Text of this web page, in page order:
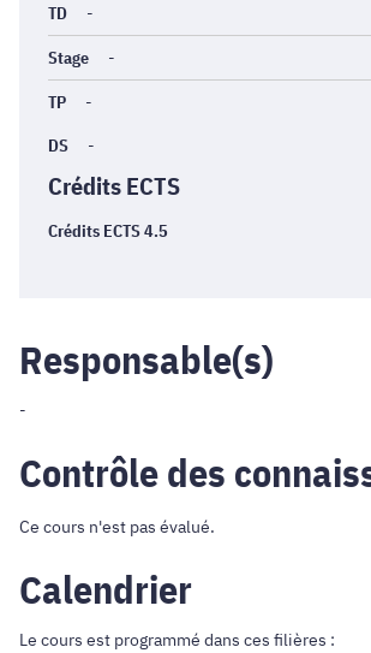
TD -
Stage -
TP -
DS -
Crédits ECTS
Crédits ECTS 4.5
Responsable(s)
-
Contrôle des
Ce cours n'est pas évalué.
Calendrier
Le cours est programmé dans ces filières :